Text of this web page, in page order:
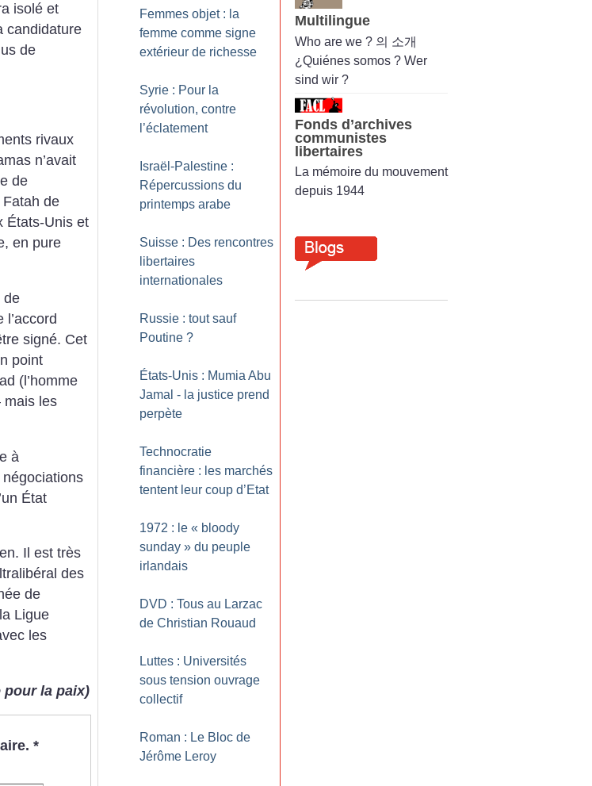
isolé et
candidature
de
rivaux
n’avait
de
Fatah de
États-Unis et
en pure
de
l’accord
signé. Cet
point
(l’homme
mais les
à
État
Il est très
des
de
Ligue
les
pour la paix)
*
Femmes objet : la
femme comme signe
extérieur de richesse
Syrie : Pour la
révolution, contre
l’éclatement
Israël-Palestine :
Répercussions du
printemps arabe
Suisse : Des rencontres
libertaires
internationales
Russie : tout sauf
Poutine ?
États-Unis : Mumia Abu
Jamal - la justice prend
perpète
Technocratie
financière : les marchés
tentent leur coup d’Etat
1972 : le « bloody
sunday » du peuple
irlandais
DVD : Tous au Larzac
de Christian Rouaud
Luttes : Universités
sous tension ouvrage
collectif
Roman : Le Bloc de
Jérôme Leroy
Multilingue
Who are we ? 의 소개
¿Quiénes somos ? Wer
sind wir ?
Fonds d’archives
communistes
libertaires
La mémoire du mouvement
depuis 1944